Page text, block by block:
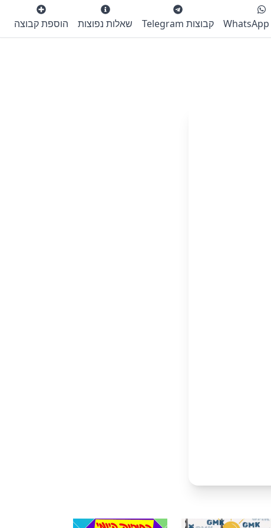
קבוצות Telegram שאלות נפוצות הוספת קבוצה